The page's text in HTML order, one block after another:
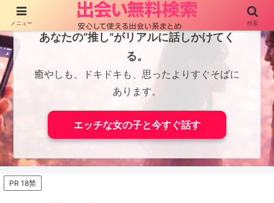
あなたの“推し”がリアルに話しかけてく
る。
癒やしも、ドキドキも、思ったよりすぐそばに
あります。
エッチな女の子と今すぐ話す
PR 18禁
メニュー 検索